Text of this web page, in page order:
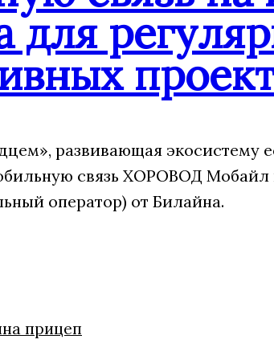
для
развивающая экосистему
связь ХОРОВОД Мобайл
оператор) от Билайна.
прицеп